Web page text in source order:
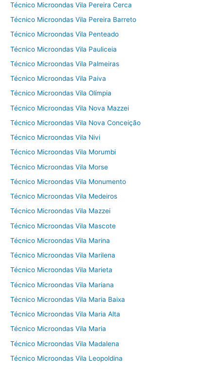
Técnico Microondas Vila Pereira Cerca
Técnico Microondas Vila Pereira Barreto
Técnico Microondas Vila Penteado
Técnico Microondas Vila Pauliceia
Técnico Microondas Vila Palmeiras
Técnico Microondas Vila Paiva
Técnico Microondas Vila Olímpia
Técnico Microondas Vila Nova Mazzei
Técnico Microondas Vila Nova Conceição
Técnico Microondas Vila Nivi
Técnico Microondas Vila Morumbi
Técnico Microondas Vila Morse
Técnico Microondas Vila Monumento
Técnico Microondas Vila Medeiros
Técnico Microondas Vila Mazzei
Técnico Microondas Vila Mascote
Técnico Microondas Vila Marina
Técnico Microondas Vila Marilena
Técnico Microondas Vila Marieta
Técnico Microondas Vila Mariana
Técnico Microondas Vila Maria Baixa
Técnico Microondas Vila Maria Alta
Técnico Microondas Vila Maria
Técnico Microondas Vila Madalena
Técnico Microondas Vila Leopoldina